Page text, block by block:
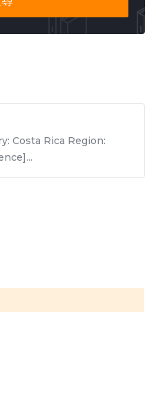
Costa Rica Region: